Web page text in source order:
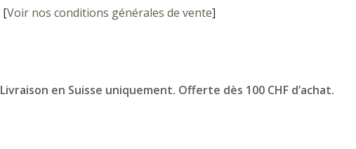
[Voir nos conditions générales de vente]
Livraison en Suisse uniquement. Offerte dès 100 CHF d’achat.